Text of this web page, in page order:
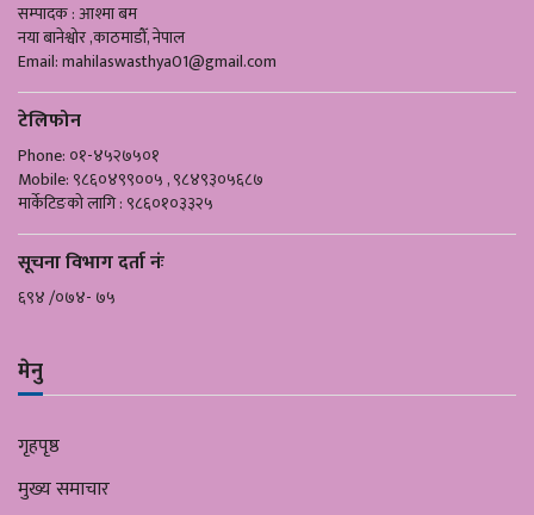
सम्पादक : आश्मा बम
नया बानेश्वोर ,काठमाडौँ, नेपाल
Email:mahilaswasthya01@gmail.com
टेलिफोन
Phone: ०१-४५२७५०१
Mobile: ९८६०४९९००५ , ९८४९३०५६८७
मार्केटिङको लागि : ९८६०१०३३२५
सूचना विभाग दर्ता नंः
६९४ /०७४- ७५
मेनु
गृहपृष्ठ
मुख्य समाचार